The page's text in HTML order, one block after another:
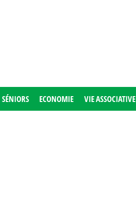
SÉNIORS ECONOMIE VIE ASSOCIATIVE